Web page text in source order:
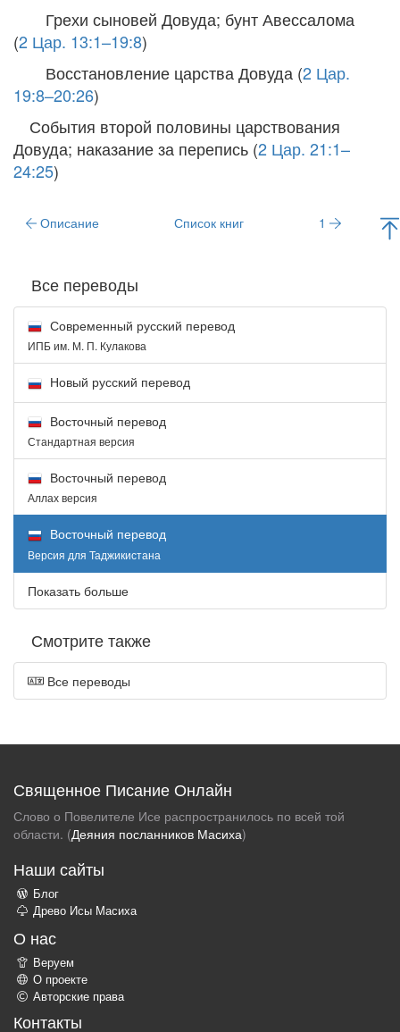
Грехи сыновей Довуда; бунт Авессалома
(2 Цар. 13:1–19:8)
Восстановление царства Довуда (2 Цар.
19:8–20:26)
События второй половины царствования
Довуда; наказание за перепись (2 Цар. 21:1–
24:25)
Описание Список книг 1
Все переводы
Современный русский перевод
ИПБ им. М. П. Кулакова
Новый русский перевод
Восточный перевод
Стандартная версия
Восточный перевод
Аллах версия
Восточный перевод
Версия для Таджикистана
Показать больше
Смотрите также
Все переводы
Священное Писание Онлайн
Слово о Повелителе Исе распространилось по всей той
области. (Деяния посланников Масиха)
Наши сайты
Блог
Древо Исы Масиха
О нас
Веруем
О проекте
Авторские права
Контакты